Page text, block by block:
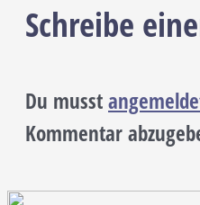
Schreibe
Du musst
Kommentar